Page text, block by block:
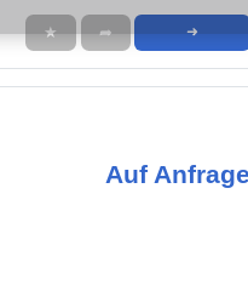
★ ➦ ➜
Auf Anfrage